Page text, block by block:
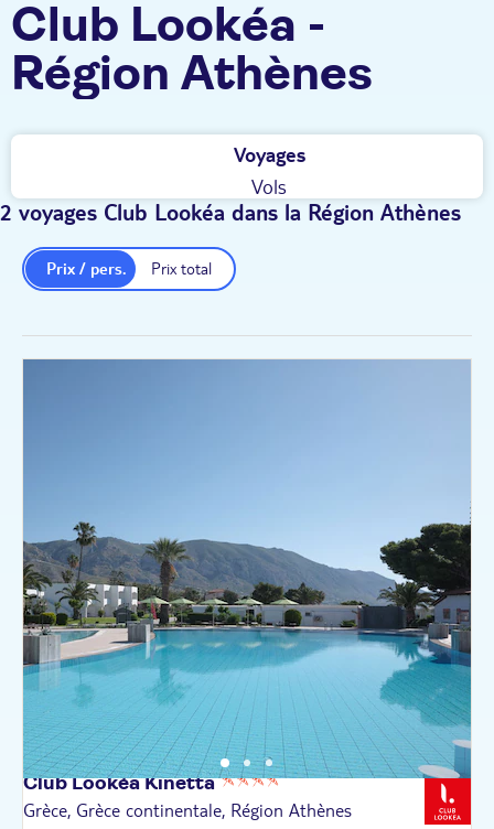
Club Lookéa -
Région Athènes
Voyages
Vols
2 voyages Club Lookéa dans la Région Athènes
Prix total
Prix / pers.
Club LookéaKinetta
Grèce, Grèce continentale, Région Athènes